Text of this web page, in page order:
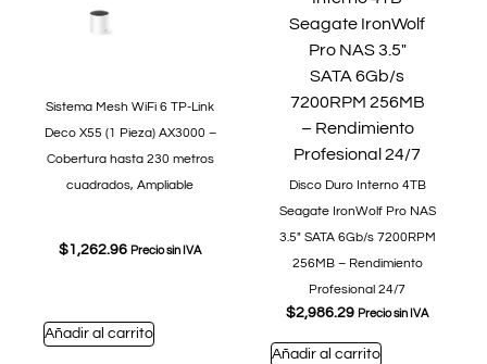
Sistema Mesh WiFi 6 TP-Link
Deco X55 (1 Pieza) AX3000 –
Cobertura hasta 230 metros
cuadrados, Ampliable
$1,262.96 Precio sin IVA
Añadir al carrito
Disco Duro Interno 4TB
Seagate IronWolf Pro NAS
3.5″ SATA 6Gb/s 7200RPM
256MB – Rendimiento
Profesional 24/7
$2,986.29 Precio sin IVA
Añadir al carrito